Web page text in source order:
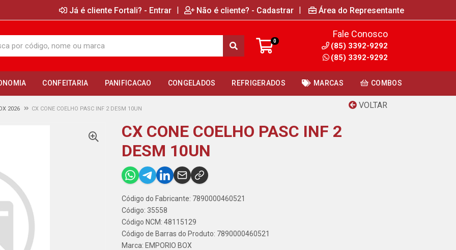
Já é cliente Fortali? - Entrar | Não é cliente? - Cadastrar | Área do Representante
0
Fale Conosco
(85) 3392-9292
(85) 3392-9292
CONFEITARIA PANIFICACAO CONGELADOS REFRIGERADOS MARCAS COMBOS
VOLTAR
2026 CX CONE COELHO PASC INF 2 DESM 10UN
CX CONE COELHO PASC INF 2
DESM 10UN
Código do Fabricante: 7890000460521
Código: 35558
Código NCM: 48115129
Código de Barras do Produto: 7890000460521
Marca: EMPORIO BOX